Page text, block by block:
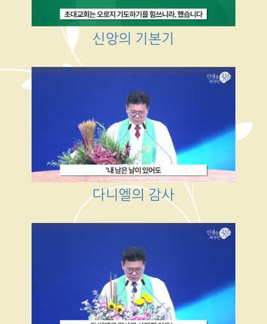
신앙의 기본기
다니엘의 감사